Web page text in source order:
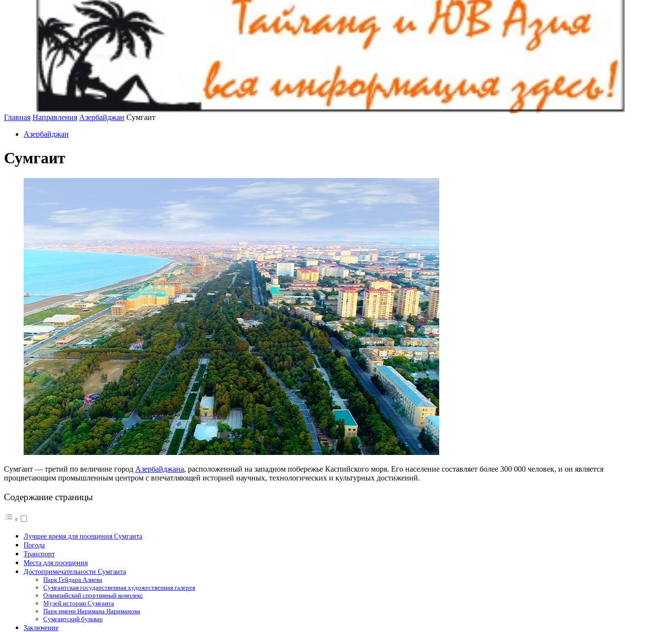
Главная Направления Азербайджан Сумгаит
Азербайджан
Сумгаит
Сумгаит — третий по величине город Азербайджана, расположенный на западном побережье Каспийского моря. Его население составляет более 300 000 человек, и он является
процветающим промышленным центром с впечатляющей историей научных, технологических и культурных достижений.
Содержание страницы
Лучшее время для посещения Сумгаита
Погода
Транспорт
Места для посещения
Достопримечательности Сумгаита
Парк Гейдара Алиева
Сумгаитская государственная художественная галерея
Олимпийский спортивный комплекс
Музей истории Сумгаита
Парк имени Наримана Нариманова
Сумгаитский бульвар
Заключение